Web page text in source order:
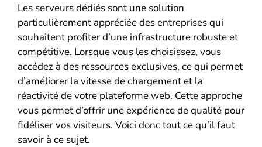
Les serveurs dédiés sont une solution
particulièrement appréciée des entreprises qui
souhaitent profiter d’une infrastructure robuste et
compétitive. Lorsque vous les choisissez, vous
accédez à des ressources exclusives, ce qui permet
d’améliorer la vitesse de chargement et la
réactivité de votre plateforme web. Cette approche
vous permet d’offrir une expérience de qualité pour
fidéliser vos visiteurs. Voici donc tout ce qu’il faut
savoir à ce sujet.